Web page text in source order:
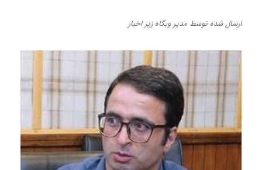
ارسال شدهتوسط مدیر وبگاه زیراخبار